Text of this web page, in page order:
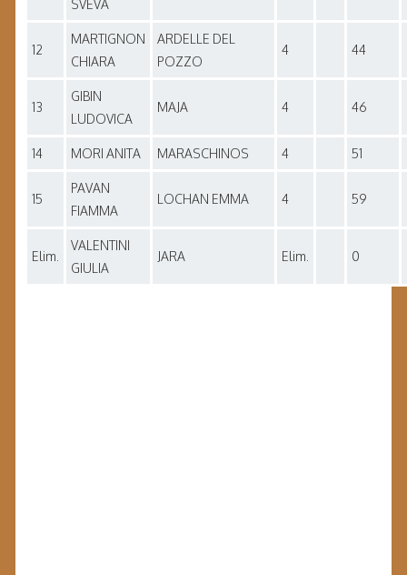
SVEVA
12
MARTIGNON
CHIARA
ARDELLE DEL
POZZO
4 44
13
GIBIN
LUDOVICA
MAJA 4 46
14 MORI ANITA MARASCHINOS 4 51
15
PAVAN
FIAMMA
LOCHAN EMMA 4 59
Elim.
VALENTINI
GIULIA
JARA Elim. 0